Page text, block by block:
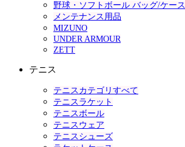
野球・ソフトボール バッグ/ケース
メンテナンス用品
MIZUNO
UNDER ARMOUR
ZETT
テニス
テニスカテゴリすべて
テニスラケット
テニスボール
テニスウェア
テニスシューズ